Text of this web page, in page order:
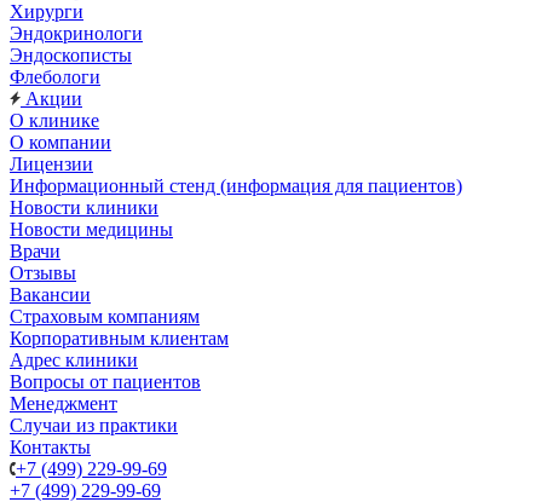
Хирурги
Эндокринологи
Эндоскописты
Флебологи
Акции
О клинике
О компании
Лицензии
Информационный стенд (информация для пациентов)
Новости клиники
Новости медицины
Врачи
Отзывы
Вакансии
Страховым компаниям
Корпоративным клиентам
Адрес клиники
Вопросы от пациентов
Менеджмент
Случаи из практики
Контакты
+7 (499) 229-99-69
+7 (499) 229-99-69